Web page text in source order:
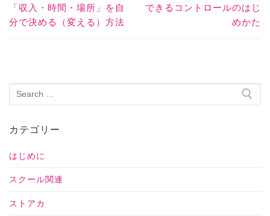
「収入・時間・場所」を自
分で決める（変える）方法
できるコントロールのはじ
めかた
カテゴリー
はじめに
スクール関連
ストアカ